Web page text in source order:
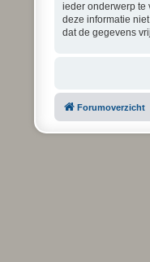
ieder onderwerp te
deze informatie
dat de gegevens
Forumoverzicht